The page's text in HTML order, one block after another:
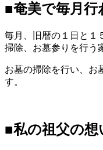
■奄美で毎月
毎月、旧暦の１日と１
掃除、お墓参りを行う
お墓の掃除を行い、お
す。
■私の祖父の想